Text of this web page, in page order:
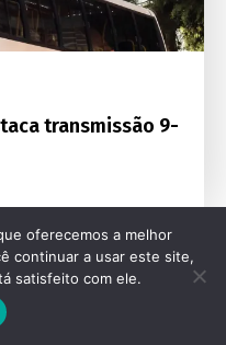
transmissão 9-
oferecemos a melhor
continuar a usar este site,
satisfeito com ele.